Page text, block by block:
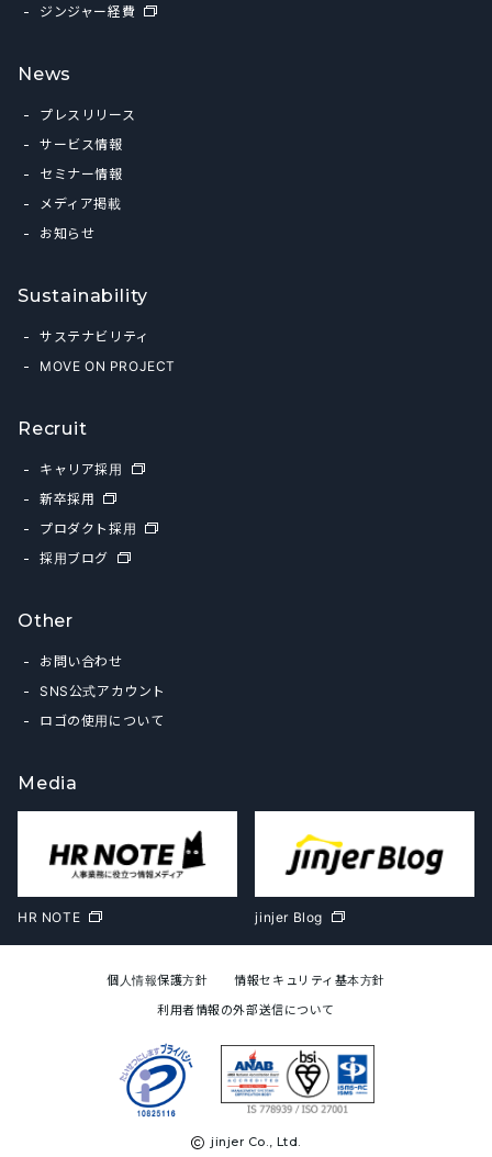
ジンジャー経費
News
プレスリリース
サービス情報
セミナー情報
メディア掲載
お知らせ
Sustainability
サステナビリティ
MOVE ON PROJECT
Recruit
キャリア採用
新卒採用
プロダクト採用
採用ブログ
Other
お問い合わせ
SNS公式アカウント
ロゴの使用について
Media
HR NOTE jinjer Blog
jinjer Co., Ltd.
個人情報保護方針
情報セキュリティ基本方針
利用者情報の外部送信について